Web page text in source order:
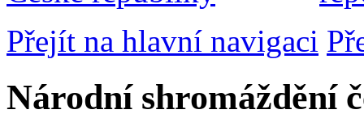
Přejít na hlavní navigaci
Národní shromáždění